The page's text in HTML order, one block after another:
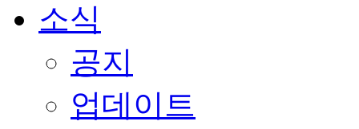
소식
공지
업데이트